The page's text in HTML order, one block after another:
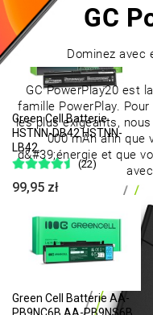
89,95 zł
Green Cell Batterie
HSTNN-DB42 HSTNN-
LB42..
(22)
99,95 zł
Green Cell Batterie AA-
PB9NC6B AA-PB9NS6B
GC
Dominez avec
GC PowerPlay20 est
famille PowerPlay.
les plus exigeants,
000 mAh afin que
d&#39;énergie et que